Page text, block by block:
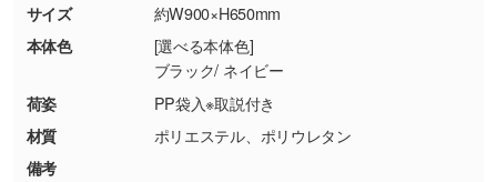
しく見る
・背景がある画像からキャラクター部分だけを
使いたいです
シンプルな背景のデータや、使いたいキャラク
ター部分の輪郭がはっきりしているデータは切
・商品到着後7日以上経過している場合
・お客様のご都合による返品・交換依頼(商
品・色・数量などの注文間違い等)
サイズ
約W900×H650mm
本体色
[選べる本体色]
ブラック/ ネイビー
荷姿
PP袋入※取説付き
材質
ポリエステル、ポリウレタン
備考